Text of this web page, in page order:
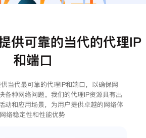
供可靠的当代的代理IP
和端口
当代最可靠的代理IP和端口，以确保网
各种网络问题。我们的代理IP资源具有出
动和应用场景，为用户提供卓越的网络体
络稳定性和性能优势